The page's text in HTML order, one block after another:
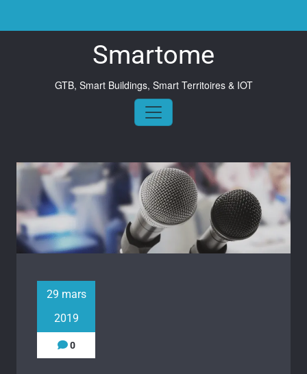
content
Smartome
GTB, Smart Buildings, Smart Territoires & IOT
interview
29 mars
2019
0